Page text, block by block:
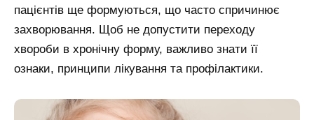
пацієнтів ще формуються, що часто спричинює
захворювання. Щоб не допустити переходу
хвороби в хронічну форму, важливо знати її
ознаки, принципи лікування та профілактики.